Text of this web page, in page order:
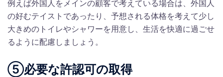
例えば外国人をメインの顧客で考えている場合は、外国人
の好むテイストであったり、予想される体格を考えて少し
大きめのトイレやシャワーを用意し、生活を快適に過ごせ
るように配慮しましょう。
⑤必要な許認可の取得